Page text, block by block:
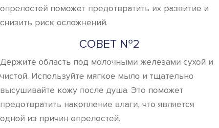
опрелостей поможет предотвратить их развитие и
снизить риск осложнений.
СОВЕТ №2
Держите область под молочными железами сухой и
чистой. Используйте мягкое мыло и тщательно
высушивайте кожу после душа. Это поможет
предотвратить накопление влаги, что является
одной из причин опрелостей.